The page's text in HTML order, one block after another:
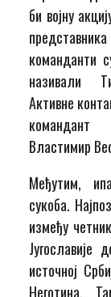
би војну
команданти
називали
Активне
командант
Властимир
Међутим,
сукоба.
између
источној
Неготина.